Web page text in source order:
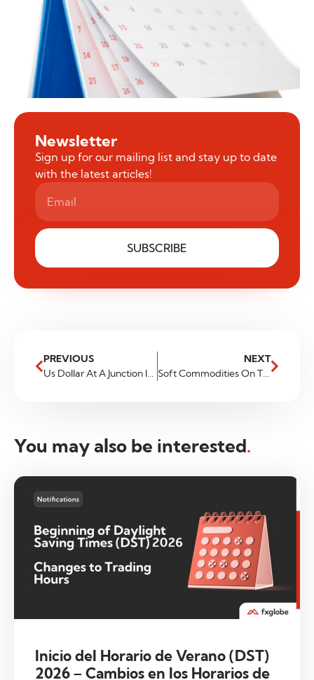
Newsletter
Sign up for our mailing list and stay up to date
with the latest articles!
SUBSCRIBE
PREVIOUS
Us Dollar At A Junction In Price
NEXT
Soft Commodities On The Move!
You may also be interested.
Inicio del Horario de Verano (DST)
2026 – Cambios en los Horarios de